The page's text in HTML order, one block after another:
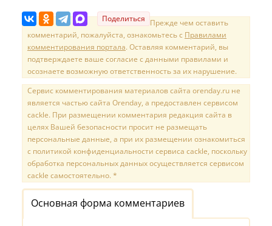
Поделиться Прежде чем оставить
комментарий, пожалуйста, ознакомьтесь с Правилами
комментирования портала. Оставляя комментарий, вы
подтверждаете ваше согласие с данными правилами и
осознаете возможную ответственность за их нарушение.
Сервис комментирования материалов сайта orenday.ru не
является частью сайта Orenday, а предоставлен сервисом
cackle. При размещении комментария редакция сайта в
целях Вашей безопасности просит не размещать
персональные данные, а при их размещении ознакомиться
с политикой конфиденциальности сервиса cackle, поскольку
обработка персональных данных осуществляется сервисом
cackle самостоятельно. *
Основная форма комментариев